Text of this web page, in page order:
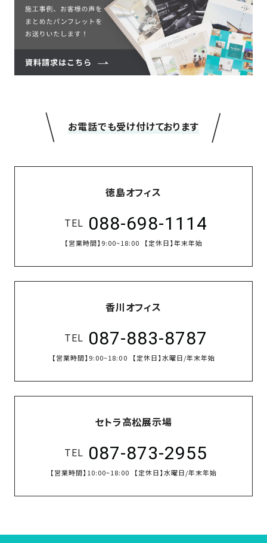
＼お電話でも受け付けております／
徳島オフィス
TEL 088-698-1114
【営業時間】 9:00~18:00 【定休日】年末年始
香川オフィス
TEL 087-883-8787
【営業時間】 9:00~18:00 【定休日】水曜日/年末年始
セトラ高松展示場
TEL 087-873-2955
【営業時間】 10:00~18:00 【定休日】水曜日/年末年始